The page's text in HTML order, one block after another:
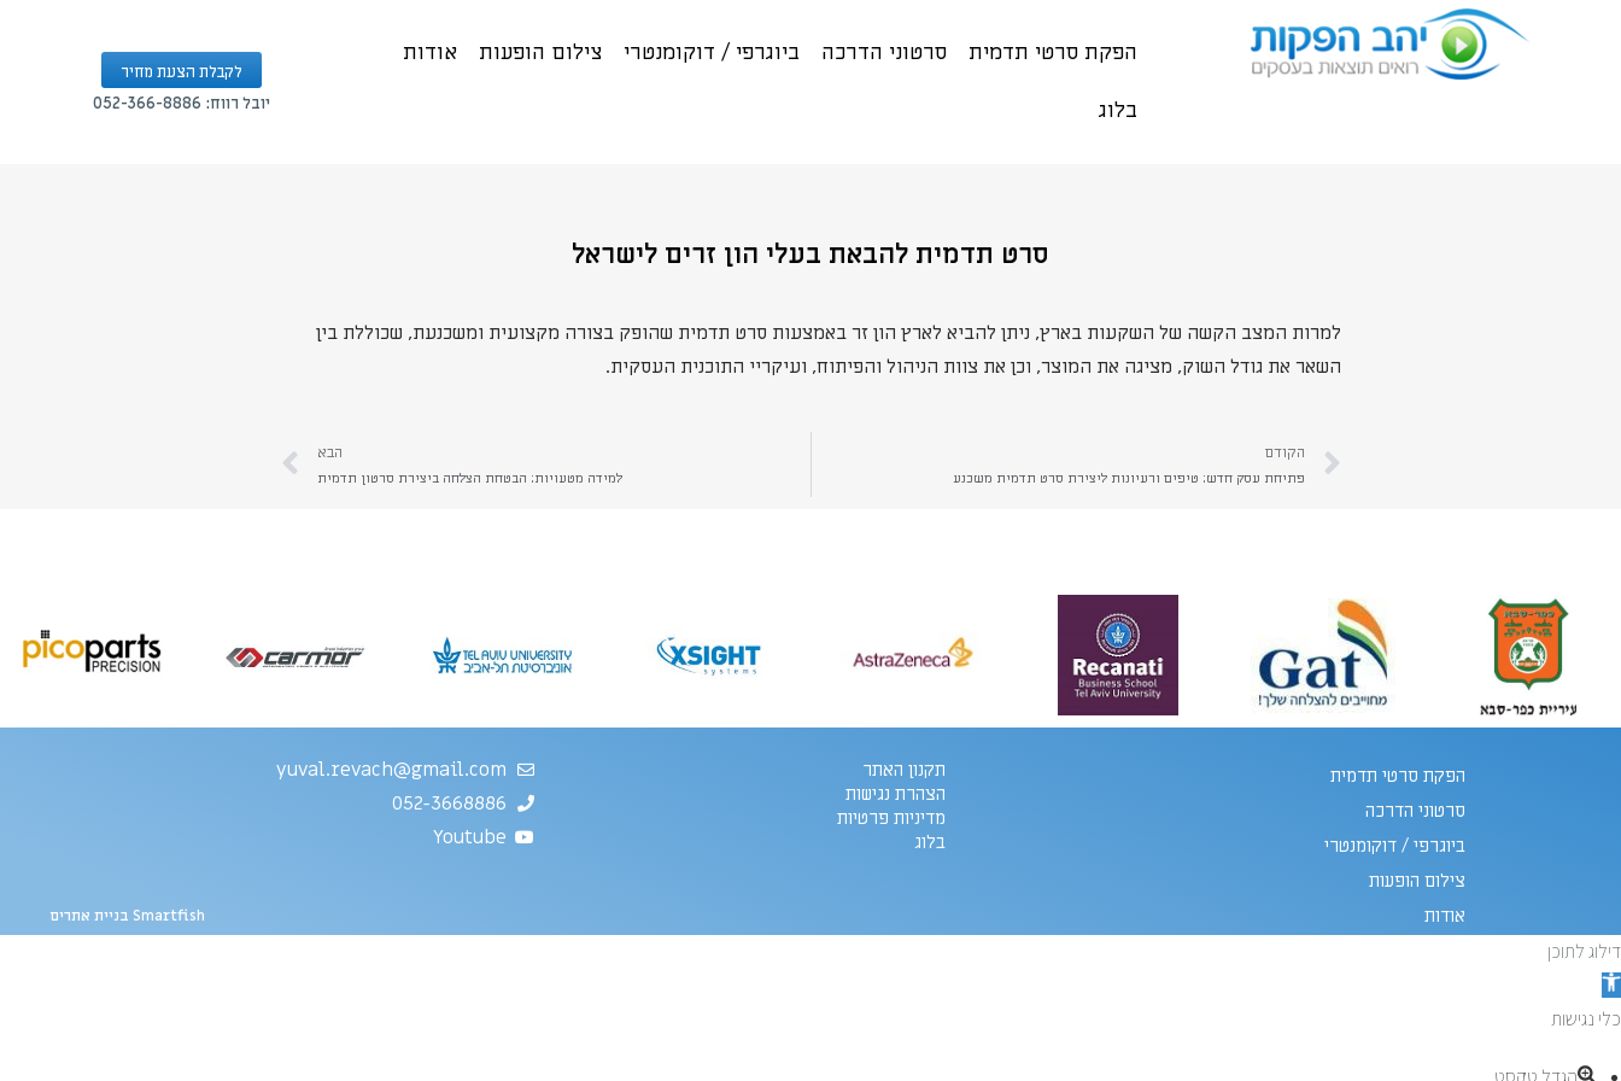
הפקת סרטי תדמית סרטוני הדרכה ביוגרפי / דוקומנטרי צילום הופעות אודות
בלוג
לקבלת הצעת מחיר
יובל רווח: 052-366-8886
סרט תדמית להבאת בעלי הון זרים לישראל
למרות המצב הקשה של השקעות בארץ, ניתן להביא לארץ הון זר באמצעות סרט תדמית שהופק בצורה מקצועית ומשכנעת, שכוללת בין
השאר את גודל השוק, מציגה את המוצר, וכן את צוות הניהול והפיתוח, ועיקריי התוכנית העסקית.
הקודם
פתיחת עסק חדש: טיפים ורעיונות ליצירת סרט תדמית משכנע
הבא
למידה מטעויות: הבטחת הצלחה ביצירת סרטון תדמית
הפקת סרטי תדמית
סרטוני הדרכה
ביוגרפי / דוקומנטרי
צילום הופעות
אודות
תקנון האתר
הצהרת נגישות
מדיניות פרטיות
בלוג
yuval.revach@gmail.com
052-3668886
Youtube
Smartfish בניית אתרים
דילוג לתוכן
פתח סרגל נגישות
כלי נגישות